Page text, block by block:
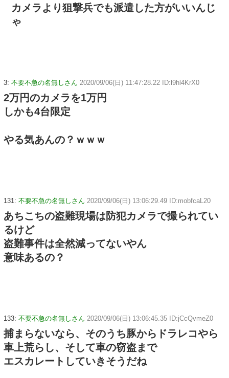
カメラより狙撃兵でも派遣した方がいいんじ
ゃ
3: 不要不急の名無しさん 2020/09/06(日) 11:47:28.22 ID:l9hl4KrX0
2万円のカメラを1万円
しかも4台限定
やる気あんの？ｗｗｗ
131: 不要不急の名無しさん 2020/09/06(日) 13:06:29.49 ID:mobfcaL20
あちこちの盗難現場は防犯カメラで撮られてい
るけど
盗難事件は全然減ってないやん
意味あるの？
133: 不要不急の名無しさん 2020/09/06(日) 13:06:45.35 ID:jCcQvmeZ0
捕まらないなら、そのうち豚からドラレコやら
車上荒らし、そして車の窃盗まで
エスカレートしていきそうだね